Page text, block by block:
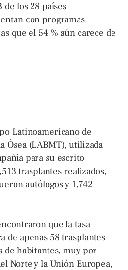
de los 28 países
con programas
que el 54 % aún carece de
Latinoamericano de
Ósea (LABMT), utilizada
para su escrito
trasplantes realizados,
autólogos y 1,742
que la tasa
de apenas 58 trasplantes
de habitantes, muy por
Norte y la Unión Europea,